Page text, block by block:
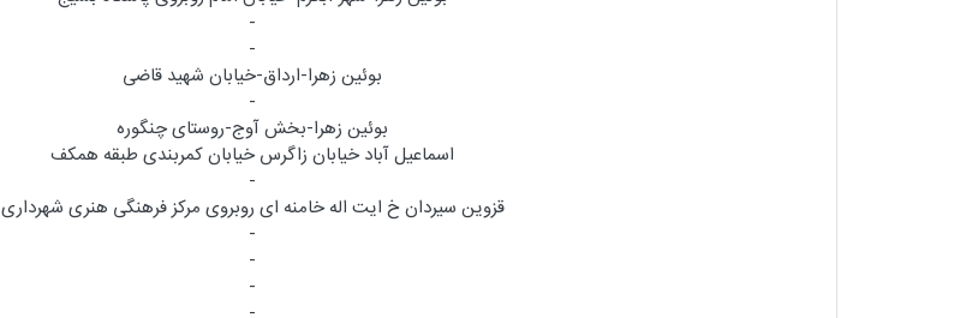
-
-
بوئین زهرا-ارداق-خیابان شهید قاضی
-
بوئین زهرا-بخش آوج-روستای چنگوره
اسماعیل آباد خیابان زاگرس خیابان کمربندی طبقه همکف
-
قزوین سیردان خ ایت اله خامنه ای روبروی مرکز فرهنگی هنری شهرداری
-
-
-